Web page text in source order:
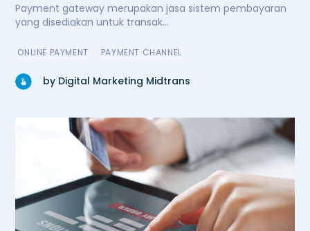
Payment gateway merupakan jasa sistem pembayaran
yang disediakan untuk transak...
ONLINE PAYMENT PAYMENT CHANNEL
by Digital Marketing Midtrans